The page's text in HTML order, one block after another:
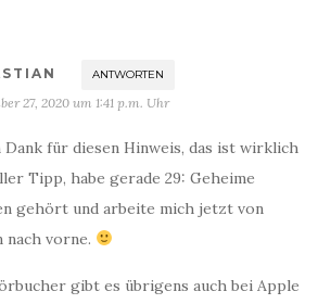
ANTWORTEN
27, 2020 um 1:41 p.m. Uhr
Dank für diesen Hinweis, das ist wirklich
Tipp, habe gerade 29: Geheime
gehört und arbeite mich jetzt von
nach vorne.
gibt es übrigens auch bei Apple